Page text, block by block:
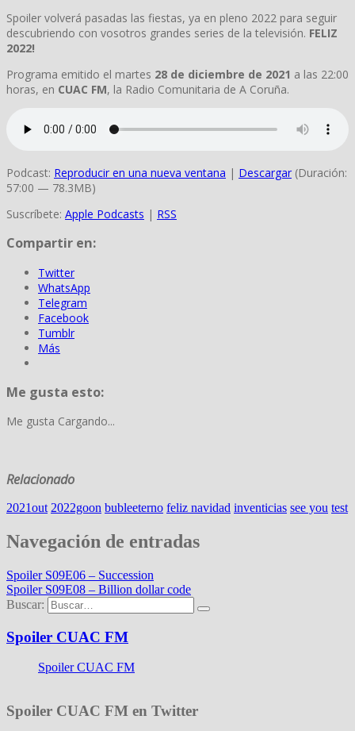
Spoiler volverá pasadas las fiestas, ya en pleno 2022 para seguir
descubriendo con vosotros grandes series de la televisión. FELIZ
2022!
Programa emitido el martes 28 de diciembre de 2021 a las 22:00
horas, en CUAC FM, la Radio Comunitaria de A Coruña.
Podcast: Reproducir en una nueva ventana | Descargar (Duración:
57:00 — 78.3MB)
Suscríbete: Apple Podcasts | RSS
Compartir en:
Twitter
WhatsApp
Telegram
Facebook
Tumblr
Más
Me gusta esto:
Me gusta Cargando...
Relacionado
2021out 2022goon bubleeterno feliz navidad inventicias see you test
Navegación de entradas
Spoiler S09E06 – Succession
Spoiler S09E08 – Billion dollar code
Buscar:
Spoiler CUAC FM
Spoiler CUAC FM
Spoiler CUAC FM en Twitter